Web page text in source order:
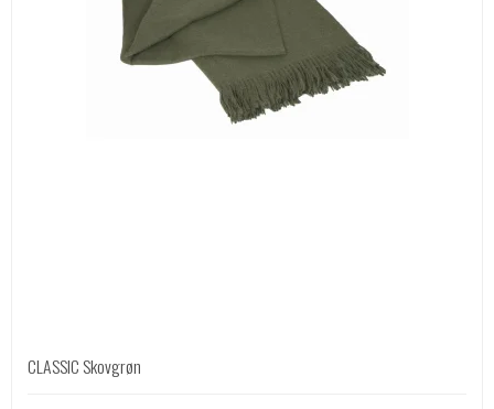
CLASSIC Skovgrøn